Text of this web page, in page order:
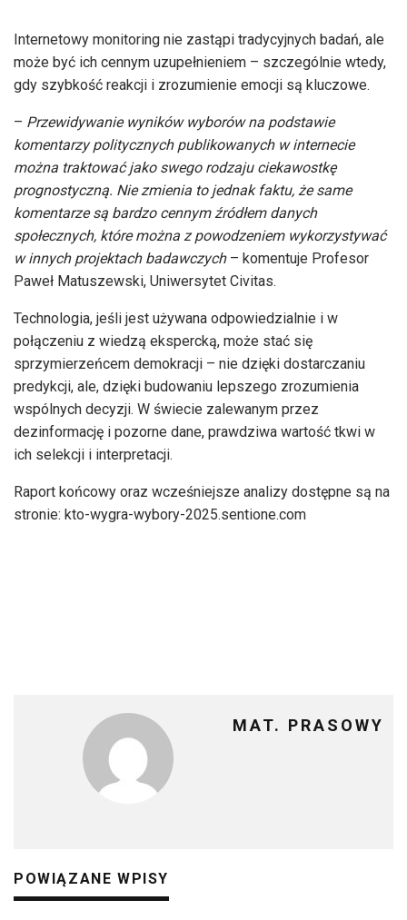
Internetowy monitoring nie zastąpi tradycyjnych badań, ale
może być ich cennym uzupełnieniem – szczególnie wtedy,
gdy szybkość reakcji i zrozumienie emocji są kluczowe.
– Przewidywanie wyników wyborów na podstawie
komentarzy politycznych publikowanych w internecie
można traktować jako swego rodzaju ciekawostkę
prognostyczną. Nie zmienia to jednak faktu, że same
komentarze są bardzo cennym źródłem danych
społecznych, które można z powodzeniem wykorzystywać
w innych projektach badawczych– komentuje Profesor
Paweł Matuszewski, Uniwersytet Civitas.
Technologia, jeśli jest używana odpowiedzialnie i w
połączeniu z wiedzą ekspercką, może stać się
sprzymierzeńcem demokracji – nie dzięki dostarczaniu
predykcji, ale, dzięki budowaniu lepszego zrozumienia
wspólnych decyzji. W świecie zalewanym przez
dezinformację i pozorne dane, prawdziwa wartość tkwi w
ich selekcji i interpretacji.
Raport końcowy oraz wcześniejsze analizy dostępne są na
stronie: kto-wygra-wybory-2025.sentione.com
MAT. PRASOWY
POWIĄZANE WPISY